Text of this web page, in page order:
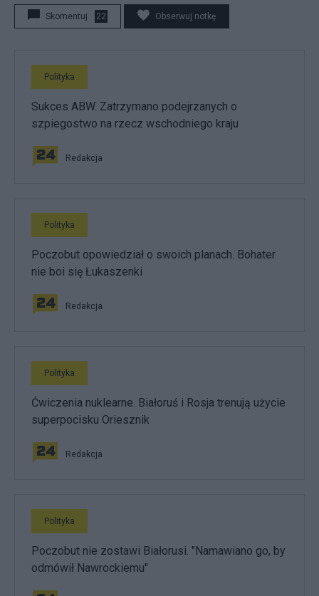
Skomentuj 22 Obserwuj notkę
Polityka
Sukces ABW. Zatrzymano podejrzanych o
szpiegostwo na rzecz wschodniego kraju
Redakcja
Polityka
Poczobut opowiedział o swoich planach. Bohater
nie boi się Łukaszenki
Redakcja
Polityka
Ćwiczenia nuklearne. Białoruś i Rosja trenują użycie
superpocisku Oriesznik
Redakcja
Polityka
Poczobut nie zostawi Białorusi. "Namawiano go, by
odmówił Nawrockiemu"